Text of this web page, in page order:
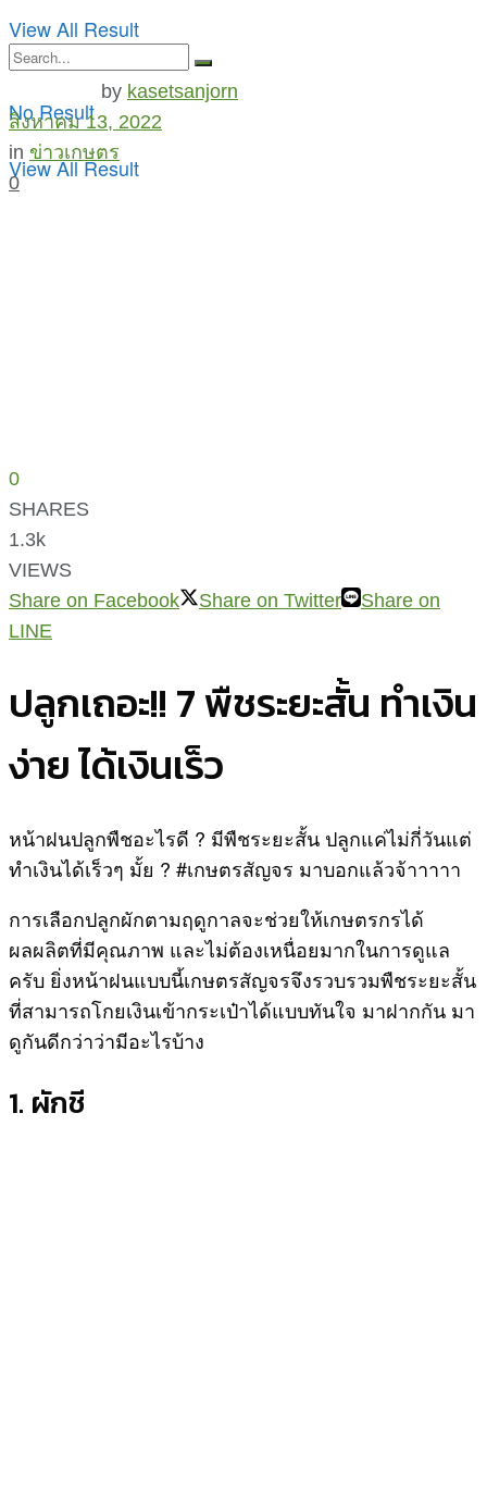
No Result
View All Result
View All Result
by kasetsanjorn
สิงหาคม 13, 2022
in ข่าวเกษตร
0
0
SHARES
1.3k
VIEWS
Share on Facebook
Share on Twitter
Share on
LINE
ปลูกเถอะ!! 7 พืชระยะสั้น ทำเงิน
ง่าย ได้เงินเร็ว
หน้าฝนปลูกพืชอะไรดี ? มีพืชระยะสั้น ปลูกแค่ไม่กี่วันแต่
ทำเงินได้เร็วๆ มั้ย ? #เกษตรสัญจร มาบอกแล้วจ้าาาาา
การเลือกปลูกผักตามฤดูกาลจะช่วยให้เกษตรกรได้
ผลผลิตที่มีคุณภาพ และไม่ต้องเหนื่อยมากในการดูแล
ครับ ยิ่งหน้าฝนแบบนี้เกษตรสัญจรจึงรวบรวมพืชระยะสั้น
ที่สามารถโกยเงินเข้ากระเป๋าได้แบบทันใจ มาฝากกัน มา
ดูกันดีกว่าว่ามีอะไรบ้าง
1. ผักชี